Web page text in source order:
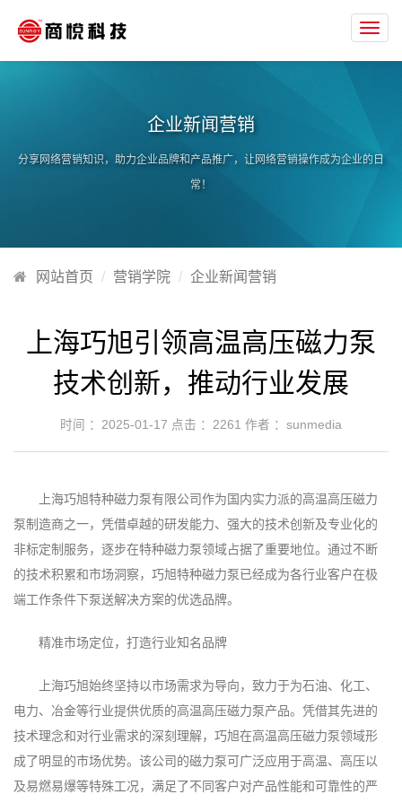
企业新闻营销
分享网络营销知识，助力企业品牌和产品推广，让网络营销操作成为企业的日
常！
网站首页 营销学院 企业新闻营销
上海巧旭引领高温高压磁力泵
技术创新，推动行业发展
时间 ：2025-01-17 点击 ： 2261 作者 ：sunmedia
上海巧旭特种磁力泵有限公司作为国内实力派的高温高压磁力
泵制造商之一，凭借卓越的研发能力、强大的技术创新及专业化的
非标定制服务，逐步在特种磁力泵领域占据了重要地位。通过不断
的技术积累和市场洞察，巧旭特种磁力泵已经成为各行业客户在极
端工作条件下泵送解决方案的优选品牌。
精准市场定位，打造行业知名品牌
上海巧旭始终坚持以市场需求为导向，致力于为石油、化工、
电力、冶金等行业提供优质的高温高压磁力泵产品。凭借其先进的
技术理念和对行业需求的深刻理解，巧旭在高温高压磁力泵领域形
成了明显的市场优势。该公司的磁力泵可广泛应用于高温、高压以
及易燃易爆等特殊工况，满足了不同客户对产品性能和可靠性的严